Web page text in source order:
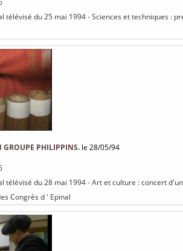
télévisé du 25 mai 1994 - Sciences et techniques :
GROUPE PHILIPPINS. le 28/05/94
télévisé du 28 mai 1994 - Art et culture : concert
Congrès d ' Epinal